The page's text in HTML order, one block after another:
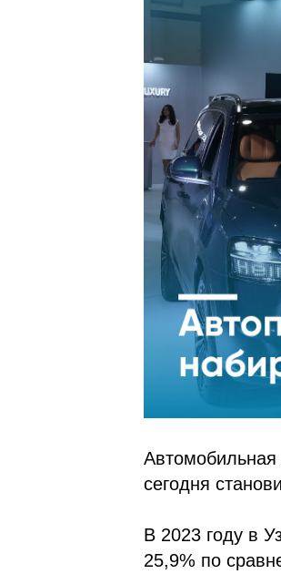
Автомобильная
сегодня
В 2023 году в
25,9% по